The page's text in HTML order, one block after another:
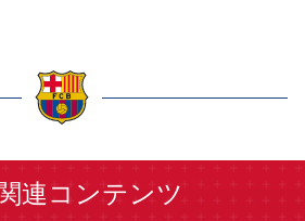
連コンテンツ